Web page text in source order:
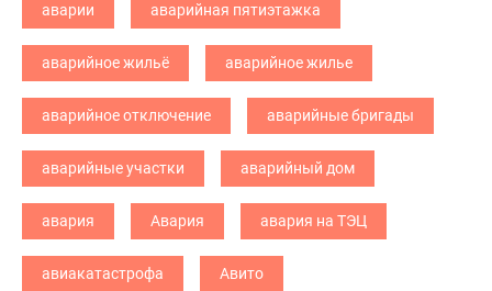
аварии аварийная пятиэтажка
аварийное жильё аварийное жилье
аварийное отключение аварийные бригады
аварийные участки аварийный дом
авария Авария авария на ТЭЦ
авиакатастрофа Авито